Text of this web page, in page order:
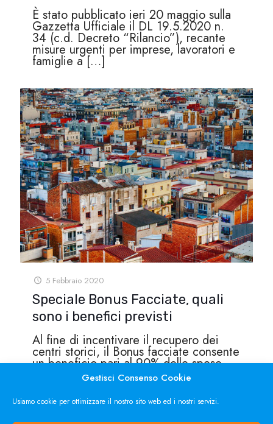
Gestisci Consenso Cookie
Usiamo cookie per ottimizzare il nostro sito web ed i nostri servizi.
È stato pubblicato ieri 20 maggio sulla
Gazzetta Ufficiale il DL 19.5.2020 n.
34 (c.d. Decreto “Rilancio”), recante
misure urgenti per imprese, lavoratori e
famiglie a[…]
5 Febbraio 2020
Speciale Bonus Facciate, quali
sono i benefici previsti
Al fine di incentivare il recupero dei
centri storici, il Bonus facciate consente
un beneficio pari al 90% delle spese
sostenute nell’anno 2020 per interventi